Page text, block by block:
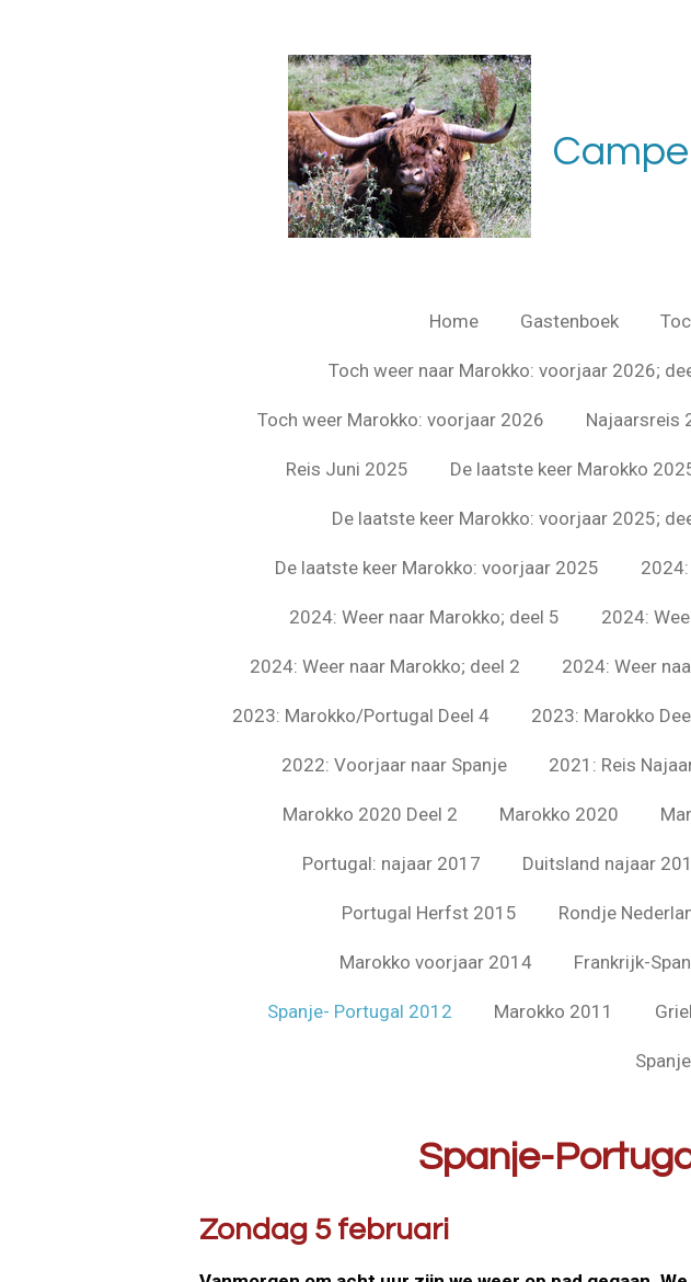
Home Gastenboek
Toch weer naar Marokko: voorjaar 2026;
Toch weer Marokko: voorjaar 2026 Najaarsreis
Reis Juni 2025 De laatste keer Marokko
De laatste keer Marokko: voorjaar 2025;
De laatste keer Marokko: voorjaar 2025
2024: Weer naar Marokko; deel 5 2024:
2024: Weer naar Marokko; deel 2 2024: Weer
2023: Marokko/Portugal Deel 4 2023: Marokko
2022: Voorjaar naar Spanje 2021: Reis
Marokko 2020 Deel 2 Marokko 2020
Portugal: najaar 2017 Duitsland najaar
Portugal Herfst 2015 Rondje
Marokko voorjaar 2014 Frankrijk-
Spanje- Portugal 2012 Marokko 2011
Spanje-Portugal
Zondag 5 februari